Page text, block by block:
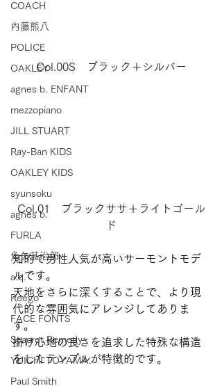
COACH
内藤熊八
POLICE
OAKLEY
agnes b. ENFANT
mezzopiano
JILL STUART
Ray-Ban KIDS
OAKLEY KIDS
syunsoku
agnes b.
FURLA
角矢甚治郎
a.q.
Reego
FACE FONTS
Seacret Remedy
YUICHI TOYAMA.
Paul Smith
Col.00S　ブラック＋シルバー
Col.01　ブラックササ＋ライトゴール
ド
知的で男性人気が高いサーモントモデ
ルです。
天地をさらに深くすることで、より現
代的な雰囲気にアレンジしてありま
す。
掛け心地の良さを追求した特殊な構造
をしたテンプルが特徴的です。